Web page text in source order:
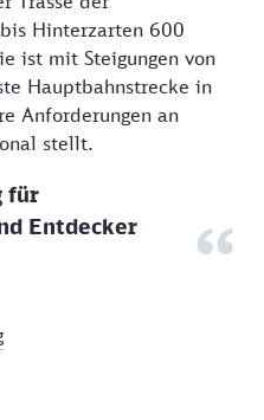
Hinterzarten 600
ist mit Steigungen von
Hauptbahnstrecke in
Anforderungen an
stellt.
für
Entdecker